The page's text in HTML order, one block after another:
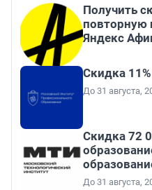
Получить
повторную
Яндекс
Скидка
До 31 августа,
Скидка 72
До 31 августа,